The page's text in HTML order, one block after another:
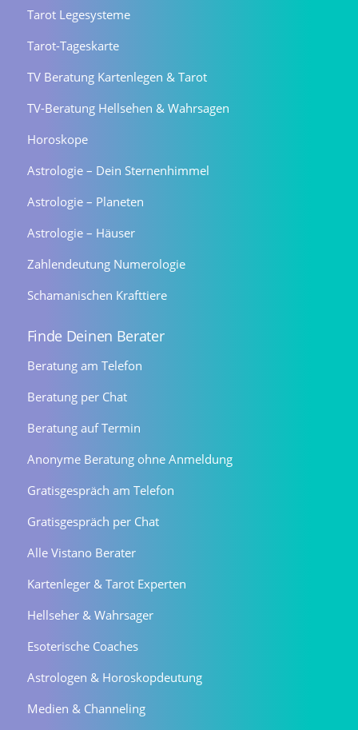
Tarot Legesysteme
Tarot-Tageskarte
TV Beratung Kartenlegen & Tarot
TV-Beratung Hellsehen & Wahrsagen
Horoskope
Astrologie – Dein Sternenhimmel
Astrologie – Planeten
Astrologie – Häuser
Zahlendeutung Numerologie
Schamanischen Krafttiere
Finde Deinen Berater
Beratung am Telefon
Beratung per Chat
Beratung auf Termin
Anonyme Beratung ohne Anmeldung
Gratisgespräch am Telefon
Gratisgespräch per Chat
Alle Vistano Berater
Kartenleger & Tarot Experten
Hellseher & Wahrsager
Esoterische Coaches
Astrologen & Horoskopdeutung
Medien & Channeling